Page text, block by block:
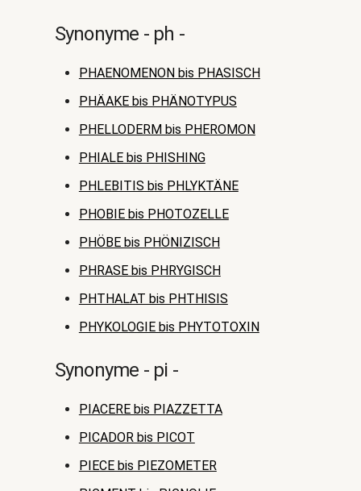
Synonyme - ph -
PHAENOMENON bis PHASISCH
PHÄAKE bis PHÄNOTYPUS
PHELLODERM bis PHEROMON
PHIALE bis PHISHING
PHLEBITIS bis PHLYKTÄNE
PHOBIE bis PHOTOZELLE
PHÖBE bis PHÖNIZISCH
PHRASE bis PHRYGISCH
PHTHALAT bis PHTHISIS
PHYKOLOGIE bis PHYTOTOXIN
Synonyme - pi -
PIACERE bis PIAZZETTA
PICADOR bis PICOT
PIECE bis PIEZOMETER